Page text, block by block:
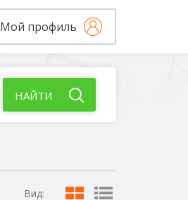
Мой профиль
НАЙТИ
Вид: